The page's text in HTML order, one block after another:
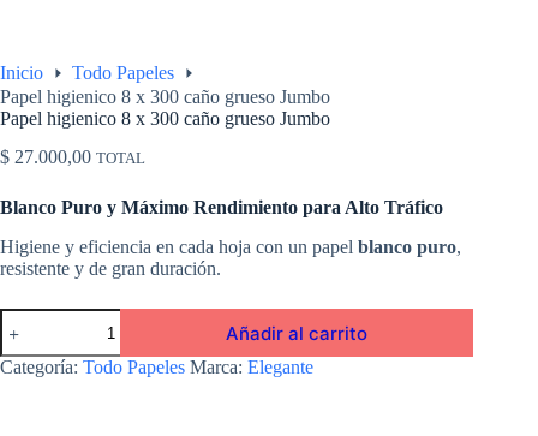
Inicio
Todo Papeles
Papel higienico 8 x 300 caño grueso Jumbo
Papel higienico 8 x 300 caño grueso Jumbo
$ 27.000,00 TOTAL
Blanco Puro y Máximo Rendimiento para Alto Tráfico
Higiene y eficiencia en cada hoja con un papel blanco puro,
resistente y de gran duración.
Papel
higienico
8
x
Añadir al carrito
Categoría: Todo Papeles Marca: Elegante